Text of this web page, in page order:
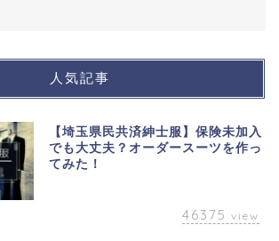
人気記事
【埼玉県民共済紳士服】保険未加入
でも大丈夫？オーダースーツを作っ
てみた！
46375 view